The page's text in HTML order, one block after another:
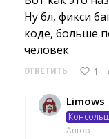
Ну бл, фикси
коде, больше
человек
ОТВЕТИТЬ 1
Limows
Автор